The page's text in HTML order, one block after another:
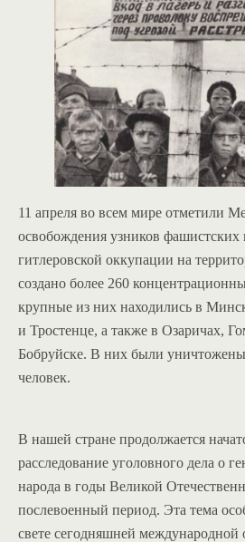
11 апреля во всем мире отметили
освобождения узников фашистских
гитлеровской оккупации на
создано более 260
крупные из них находились в
и Тростенце, а также в Озаричах,
Бобруйске. В них были
человек.
В нашей стране продолжается
расследование уголовного дела о
народа в годы Великой
послевоенный период. Эта тема
свете сегодняшней международной